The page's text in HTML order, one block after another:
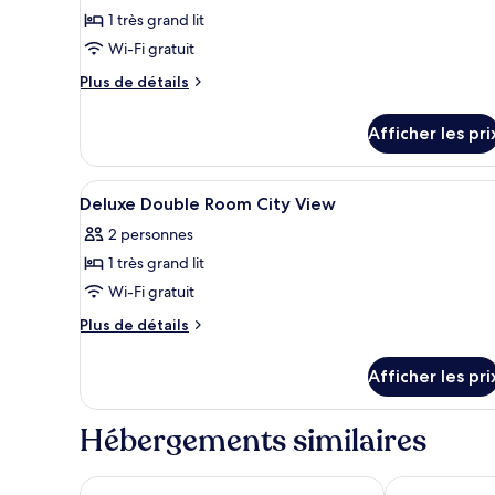
chambre :
Chambre
Deluxe
1 très grand lit
Wi-Fi gratuit
Plus de détails
Plus
Chambre
Deluxe
(Sea
Afficher les
Afficher
toutes
les
photos
pour
ce
chambre :
Deluxe
Double
Room
Literie de qualité, minibar,
5
Deluxe Double Room City View
2 personnes
1 très grand lit
Wi-Fi gratuit
Plus de détails
Plus
Deluxe
Double
Room
View
Afficher les
Hébergements similaires
HAIAN Beach Hotel & Spa Awaken